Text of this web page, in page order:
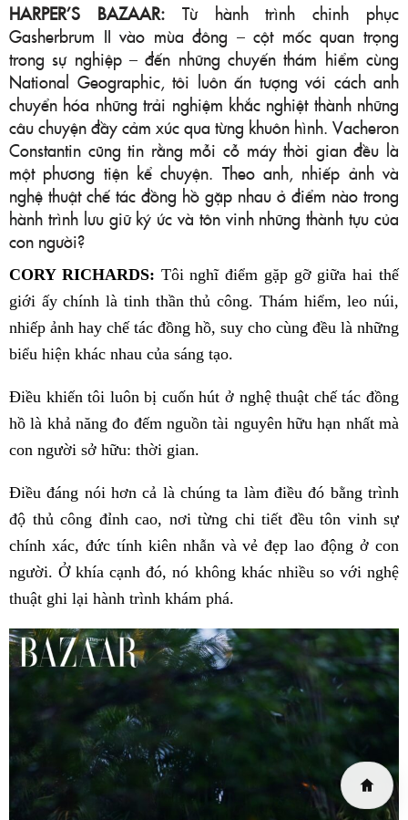
HARPER’S BAZAAR:Từ hành trình chinh phục
Gasherbrum II vào mùa đông – cột mốc quan trọng
trong sự nghiệp – đến những chuyến thám hiểm cùng
National Geographic, tôi luôn ấn tượng với cách anh
chuyển hóa những trải nghiệm khắc nghiệt thành những
câu chuyện đầy cảm xúc qua từng khuôn hình. Vacheron
Constantin cũng tin rằng mỗi cỗ máy thời gian đều là
một phương tiện kể chuyện. Theo anh, nhiếp ảnh và
nghệ thuật chế tác đồng hồ gặp nhau ở điểm nào trong
hành trình lưu giữ ký ức và tôn vinh những thành tựu của
con người?
CORY RICHARDS: Tôi nghĩ điểm gặp gỡ giữa hai thế
giới ấy chính là tinh thần thủ công. Thám hiểm, leo núi,
nhiếp ảnh hay chế tác đồng hồ, suy cho cùng đều là những
biểu hiện khác nhau của sáng tạo.
Điều khiến tôi luôn bị cuốn hút ở nghệ thuật chế tác đồng
hồ là khả năng đo đếm nguồn tài nguyên hữu hạn nhất mà
con người sở hữu: thời gian.
Điều đáng nói hơn cả là chúng ta làm điều đó bằng trình
độ thủ công đỉnh cao, nơi từng chi tiết đều tôn vinh sự
chính xác, đức tính kiên nhẫn và vẻ đẹp lao động ở con
người. Ở khía cạnh đó, nó không khác nhiều so với nghệ
thuật ghi lại hành trình khám phá.